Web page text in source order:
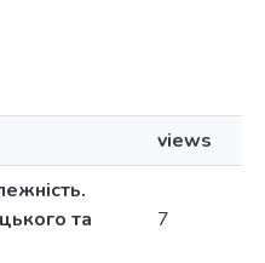
views
та
7